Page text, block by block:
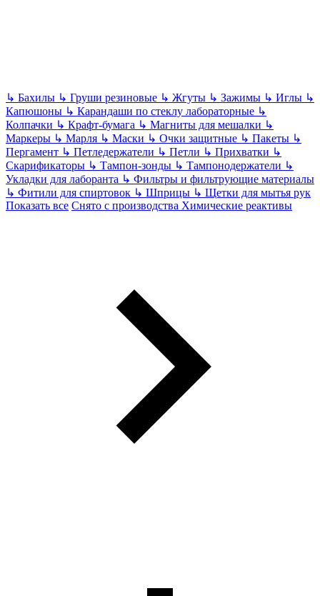
↳ Бахилы ↳ Груши резиновые ↳ Жгуты ↳ Зажимы ↳ Иглы ↳
Капюшоны ↳ Карандаши по стеклу лабораторные ↳
Колпачки ↳ Крафт-бумага ↳ Магниты для мешалки ↳
Маркеры ↳ Марля ↳ Маски ↳ Очки защитные ↳ Пакеты ↳
Пергамент ↳ Петледержатели ↳ Петли ↳ Прихватки ↳
Скарификаторы ↳ Тампон-зонды ↳ Тампонодержатели ↳
Укладки для лаборанта ↳ Фильтры и фильтрующие материалы
↳ Фитили для спиртовок ↳ Шприцы ↳ Щетки для мытья рук
Показать все Снято с производства Химические реактивы